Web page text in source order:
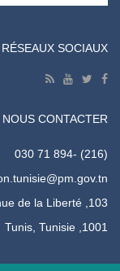
SOCIAUX
NOUS CONTACTER
(216) -71 894 030
103, avenue de la Liberté
1001, Tunis, Tunisie